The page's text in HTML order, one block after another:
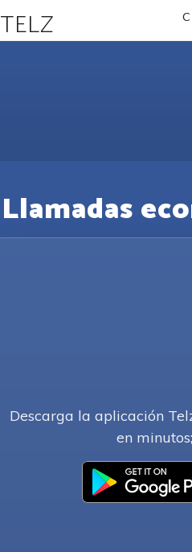
TELZ
Llamadas
Descarga la aplicación
en